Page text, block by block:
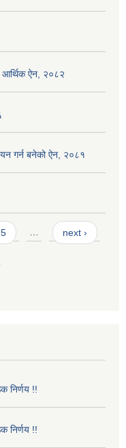
आर्थिक ऐन, २०८२
गर्न बनेको ऐन, २०८१
5 … next ›
निर्णय !!
निर्णय !!